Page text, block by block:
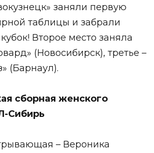
» заняли первую
таблицы и забрали
Второе место заняла
(Новосибирск), третье –
(Барнаул).
сборная женского
Сибирь
– Вероника